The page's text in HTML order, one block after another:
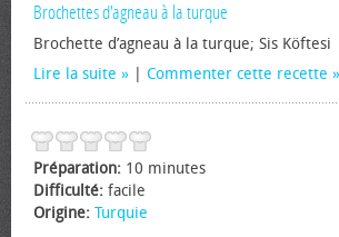
Brochettes d'agneau à la turque
Brochette d’agneau à la turque; Sis Köftesi
Lire la suite
Commenter cette recette
Préparation: 10 minutes
Difficulté: facile
Origine: Turquie